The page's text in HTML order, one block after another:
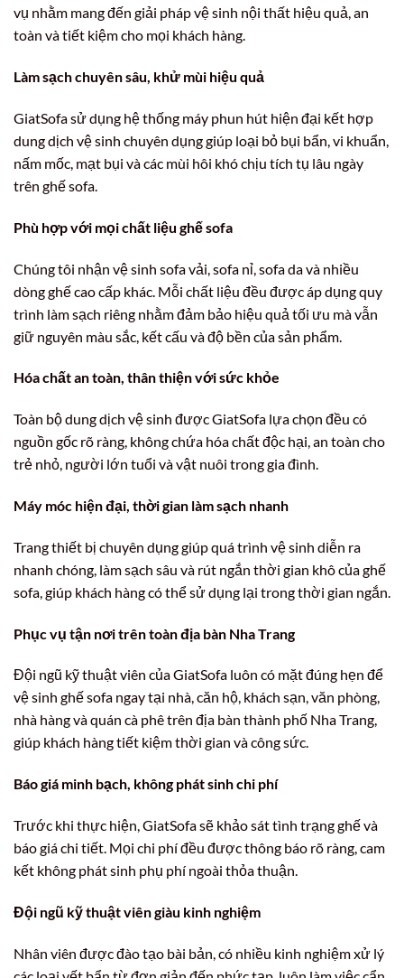
vụ nhằm mang đến giải pháp vệ sinh nội thất hiệu quả, an
toàn và tiết kiệm cho mọi khách hàng.
Làm sạch chuyên sâu, khử mùi hiệu quả
GiatSofa sử dụng hệ thống máy phun hút hiện đại kết hợp
dung dịch vệ sinh chuyên dụng giúp loại bỏ bụi bẩn, vi khuẩn,
nấm mốc, mạt bụi và các mùi hôi khó chịu tích tụ lâu ngày
trên ghế sofa.
Phù hợp với mọi chất liệu ghế sofa
Chúng tôi nhận vệ sinh sofa vải, sofa nỉ, sofa da và nhiều
dòng ghế cao cấp khác. Mỗi chất liệu đều được áp dụng quy
trình làm sạch riêng nhằm đảm bảo hiệu quả tối ưu mà vẫn
giữ nguyên màu sắc, kết cấu và độ bền của sản phẩm.
Hóa chất an toàn, thân thiện với sức khỏe
Toàn bộ dung dịch vệ sinh được GiatSofa lựa chọn đều có
nguồn gốc rõ ràng, không chứa hóa chất độc hại, an toàn cho
trẻ nhỏ, người lớn tuổi và vật nuôi trong gia đình.
Máy móc hiện đại, thời gian làm sạch nhanh
Trang thiết bị chuyên dụng giúp quá trình vệ sinh diễn ra
nhanh chóng, làm sạch sâu và rút ngắn thời gian khô của ghế
sofa, giúp khách hàng có thể sử dụng lại trong thời gian ngắn.
Phục vụ tận nơi trên toàn địa bàn Nha Trang
Đội ngũ kỹ thuật viên của GiatSofa luôn có mặt đúng hẹn để
vệ sinh ghế sofa ngay tại nhà, căn hộ, khách sạn, văn phòng,
nhà hàng và quán cà phê trên địa bàn thành phố Nha Trang,
giúp khách hàng tiết kiệm thời gian và công sức.
Báo giá minh bạch, không phát sinh chi phí
Trước khi thực hiện, GiatSofa sẽ khảo sát tình trạng ghế và
báo giá chi tiết. Mọi chi phí đều được thông báo rõ ràng, cam
kết không phát sinh phụ phí ngoài thỏa thuận.
Đội ngũ kỹ thuật viên giàu kinh nghiệm
Nhân viên được đào tạo bài bản, có nhiều kinh nghiệm xử lý